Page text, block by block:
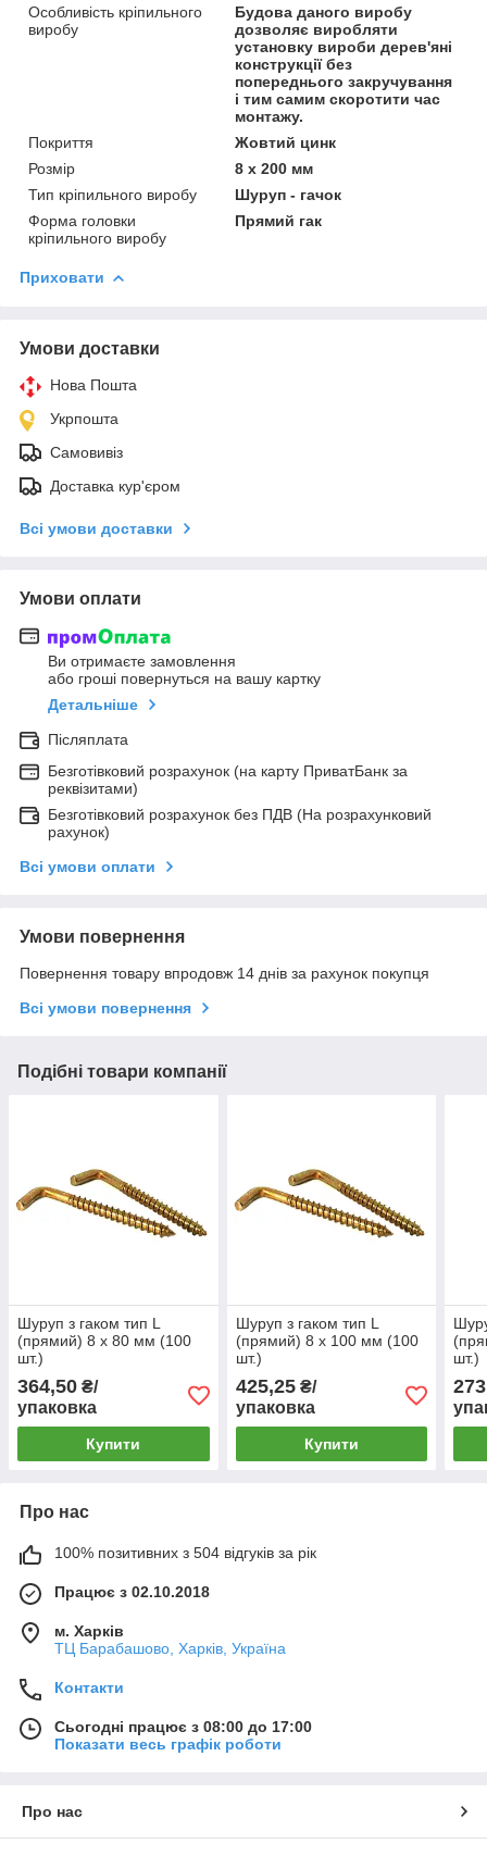
Особливість кріпильного
виробу
Будова даного виробу
дозволяє виробляти
установку вироби дерев'яні
конструкції без
попереднього закручування
і тим самим скоротити час
монтажу.
Покриття
Жовтий цинк
Розмір
8 х 200 мм
Тип кріпильного виробу
Шуруп - гачок
Форма головки
кріпильного виробу
Прямий гак
Приховати
Умови доставки
Нова Пошта
Укрпошта
Самовивіз
Доставка кур'єром
Всі умови доставки
Умови оплати
Ви отримаєте замовлення
або гроші повернуться на вашу картку
Детальніше
Післяплата
Безготівковий розрахунок (на карту ПриватБанк за
реквізитами)
Безготівковий розрахунок без ПДВ (На розрахунковий
рахунок)
Всі умови оплати
Умови повернення
Повернення товару впродовж 14 днів за рахунок покупця
Всі умови повернення
Подібні товари компанії
Шуруп з гаком тип L
(прямий) 8 х 80 мм (100
шт.)
364,50 ₴/
упаковка
Купити
Шуруп з гаком тип L
(прямий) 8 х 100 мм (100
шт.)
425,25₴/
упаковка
Купити
шт.)
Про нас
100% позитивних з 504 відгуків за рік
Працює з 02.10.2018
м. Харків
ТЦ Барабашово, Харків, Україна
Контакти
Сьогодні працює з 08:00 до 17:00
Показати весь графік роботи
Про нас